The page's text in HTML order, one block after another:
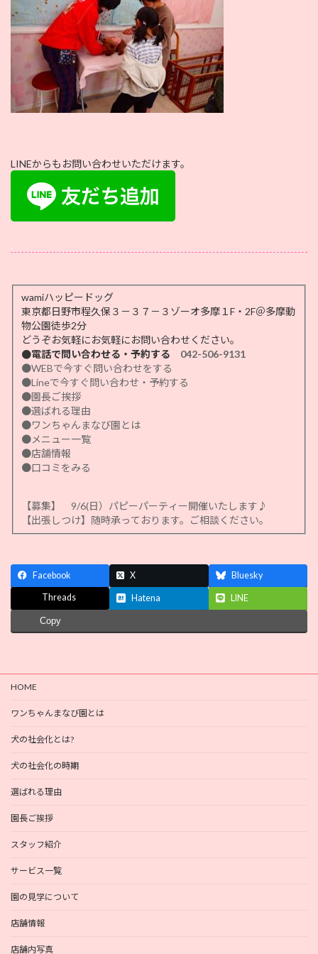
LINEからもお問い合わせいただけます。
.
wamiハッピードッグ
東京都日野市程久保３－３７－３ゾーオ多摩１F・2F＠多摩動
物公園徒歩2分
どうぞお気軽にお気軽にお問い合わせください。
●電話で問い合わせる・予約する 042-506-9131
●WEBで今すぐ問い合わせをする
●Lineで今すぐ問い合わせ・予約する
●園長ご挨拶
●選ばれる理由
●ワンちゃんまなび園とは
●メニュー一覧
●店舗情報
●口コミをみる
【募集】 9/6(日）パピーパーティー開催いたします♪
【出張しつけ】随時承っております。ご相談ください。
Facebook X Bluesky
Threads Hatena LINE
Copy
HOME
ワンちゃんまなび園とは
犬の社会化とは?
犬の社会化の時期
選ばれる理由
園長ご挨拶
スタッフ紹介
サービス一覧
園の見学について
店舗情報
店舗内写真